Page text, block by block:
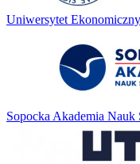
Uniwersytet
Sopocka Akademia Nauk